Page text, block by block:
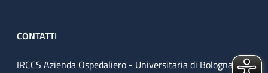
CONTATTI
IRCCS Azienda Ospedaliero - Universitaria di Bologna